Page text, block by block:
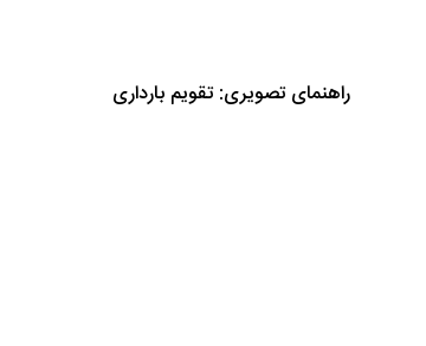
راهنمای تصویری: تقویم بارداری